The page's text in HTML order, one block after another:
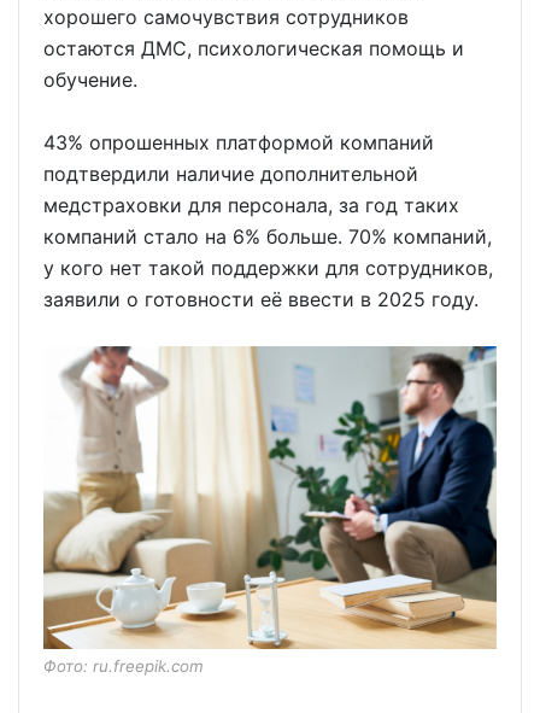
хорошего самочувствия сотрудников
остаются ДМС, психологическая помощь и
обучение.
43% опрошенных платформой компаний
подтвердили наличие дополнительной
медстраховки для персонала, за год таких
компаний стало на 6% больше. 70% компаний,
у кого нет такой поддержки для сотрудников,
заявили о готовности её ввести в 2025 году.
Фото: ru.freepik.com